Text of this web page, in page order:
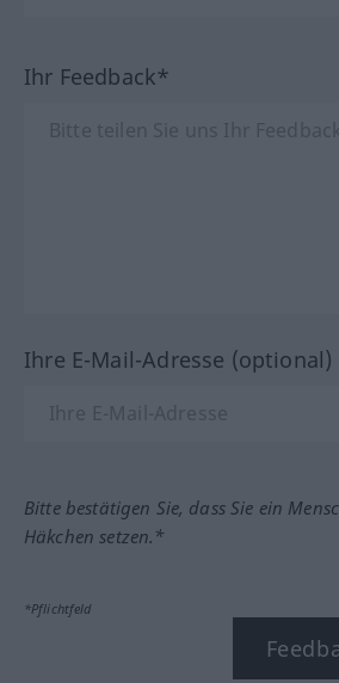
Ihr Feedback*
Ihre E-Mail-Adresse (optional)
Bitte bestätigen Sie, dass Sie ein
Häkchen setzen.*
*Pflichtfeld